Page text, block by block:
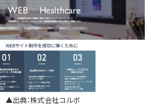
▲出典：株式会社コルボ